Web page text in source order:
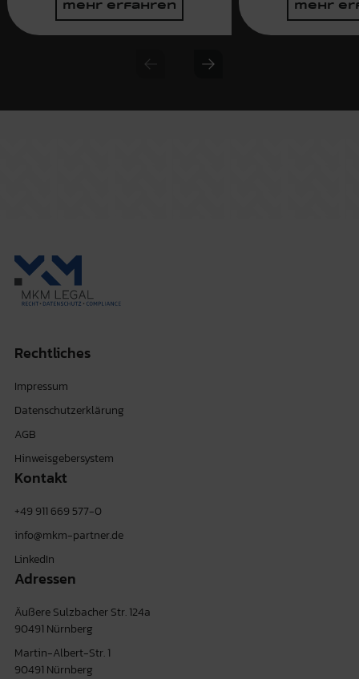
mehr erfahren mehr
Previous slide
Next slide
Rechtliches
Impressum
Datenschutzerklärung
AGB
Hinweisgebersystem
Kontakt
+49 911 669 577-0
info@mkm-partner.de
LinkedIn
Adressen
Äußere Sulzbacher Str. 124a
90491 Nürnberg
Martin-Albert-Str. 1
90491 Nürnberg